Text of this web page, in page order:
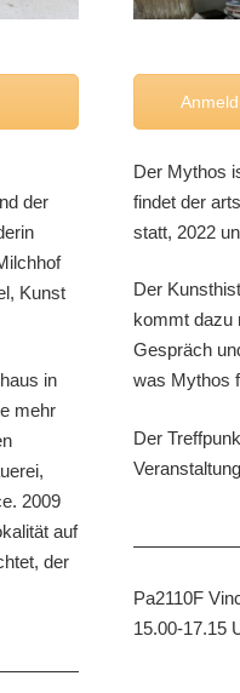
der
Kunst
in
mehr
2009
auf
der
Der Mythos
findet der
statt, 2022
Der
kommt dazu
Gespräch
was Mythos
Der
Pa2110F
15.00-17.15